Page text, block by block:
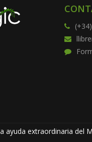
ayuda extraordinaria del